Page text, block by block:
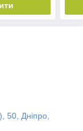
50, Дніпро,